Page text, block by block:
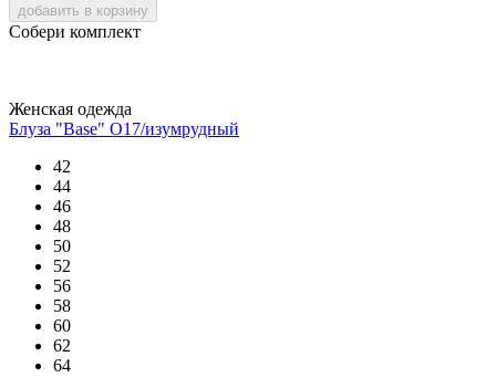
добавить в корзину
Собери комплект
Женская одежда
Блуза "Base" О17/изумрудный
42
44
46
48
50
52
56
58
60
62
64